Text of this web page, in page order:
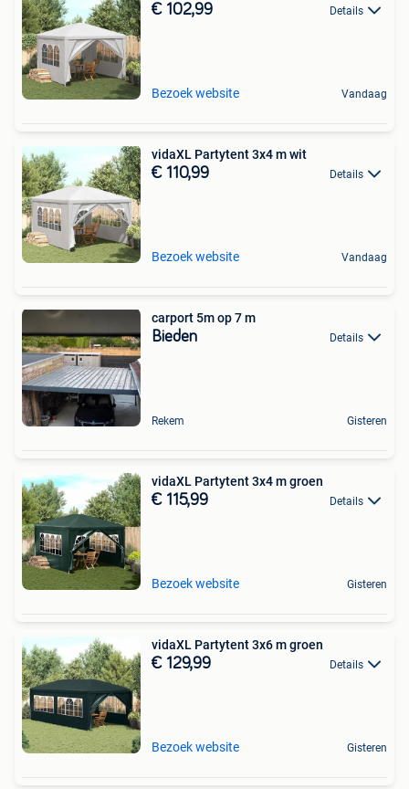
€ 102,99 Details
Bezoek website Vandaag
vidaXL Partytent 3x4 m wit
€ 110,99 Details
Bezoek website Vandaag
carport 5m op 7 m
Bieden Details
Rekem Gisteren
vidaXL Partytent 3x4 m groen
€ 115,99 Details
Bezoek website Gisteren
vidaXL Partytent 3x6 m groen
€ 129,99 Details
Bezoek website Gisteren